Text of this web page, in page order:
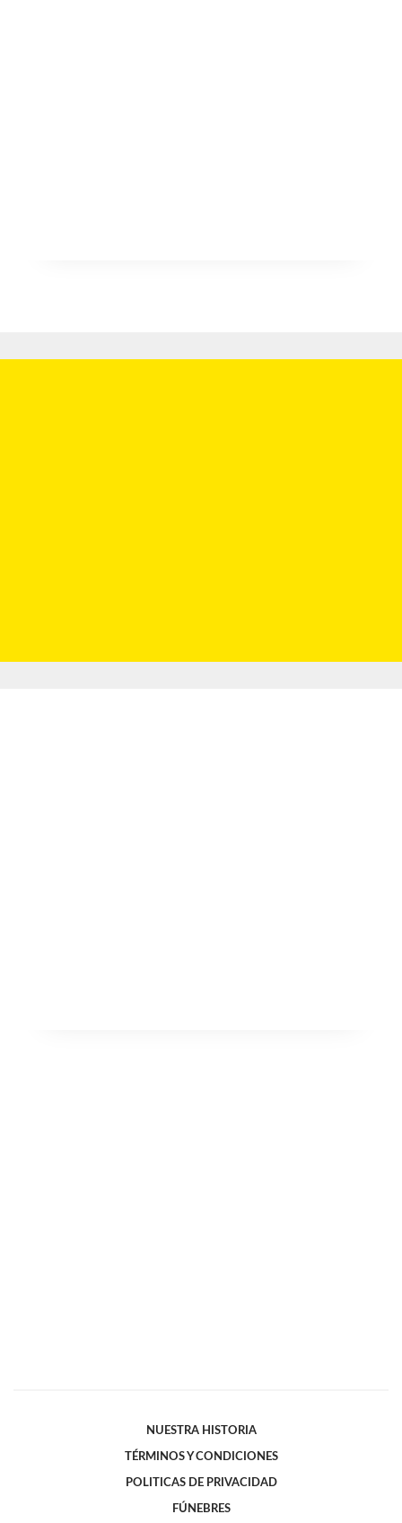
NUESTRA HISTORIA
TÉRMINOS Y CONDICIONES
POLITICAS DE PRIVACIDAD
FÚNEBRES